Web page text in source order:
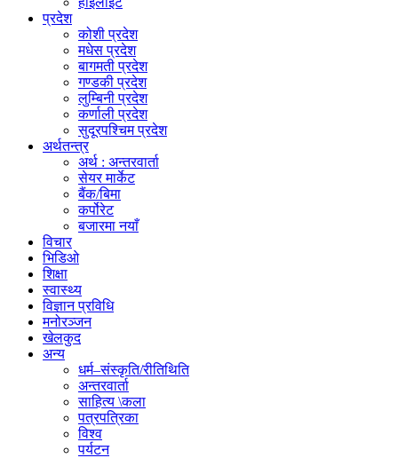
प्रदेश
कोशी प्रदेश
मधेस प्रदेश
बागमती प्रदेश
गण्डकी प्रदेश
लुम्बिनी प्रदेश
कर्णाली प्रदेश
सुदूरपश्चिम प्रदेश
अर्थतन्त्र
अर्थ : अन्तरवार्ता
सेयर मार्केट
बैंक/बिमा
कर्पोरेट
बजारमा नयाँ
विचार
भिडिओ
शिक्षा
स्वास्थ्य
विज्ञान प्रविधि
मनोरञ्जन
खेलकुद
अन्य
धर्म–संस्कृति/रीतिथिति
अन्तरवार्ता
साहित्य \कला
पत्रपत्रिका
विश्व
पर्यटन